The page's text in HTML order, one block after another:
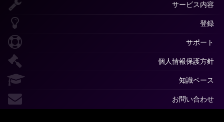
サービス内容
登録
サポート
個人情報保護方針
知識ベース
お問い合わせ